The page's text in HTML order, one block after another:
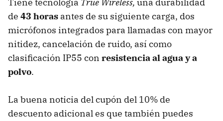
Tiene tecnología True Wireless, una durabilidad
de 43 horas antes de su siguiente carga, dos
micrófonos integrados para llamadas con mayor
nitidez, cancelación de ruido, así como
clasificación IP55 con resistencia al agua y a
polvo.
La buena noticia del cupón del 10% de
descuento adicional es que también puedes